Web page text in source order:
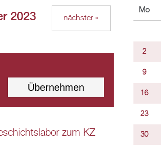
2023 nächster »
zum KZ
Mo
2
9
16
23
30